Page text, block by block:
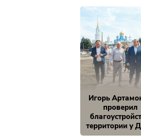
Игорь
проверил
территории у